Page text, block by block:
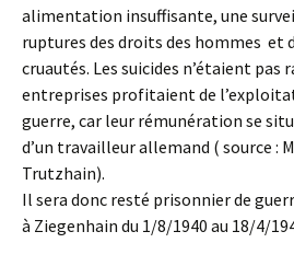
alimentation insuffisante, une
ruptures des droits des hommes et
cruautés. Les suicides n’étaient pas
entreprises profitaient de
guerre, car leur rémunération se
d’un travailleur allemand ( source :
Trutzhain).
Il sera donc resté prisonnier de
à Ziegenhain du 1/8/1940 au 18/4/